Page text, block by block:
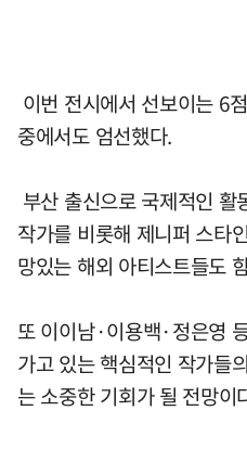
이번 전시에서 선보이는 6
중에서도 엄선했다.
부산 출신으로 국제적인
작가를 비롯해 제니퍼 스타
망있는 해외 아티스트들도
또 이이남·이용백·정은영
가고 있는 핵심적인 작가들
는 소중한 기회가 될 전망이